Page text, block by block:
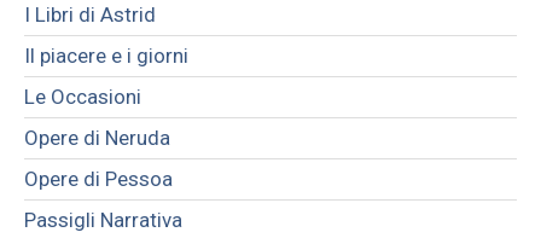
I Libri di Astrid
Il piacere e i giorni
Le Occasioni
Opere di Neruda
Opere di Pessoa
Passigli Narrativa